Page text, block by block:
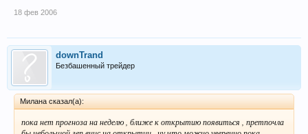
18 фев 2006
downTrand
Безбашенный трейдер
Милана сказал(а):
пока нет прогноза на неделю , ближе к открытию появиться , претпочла